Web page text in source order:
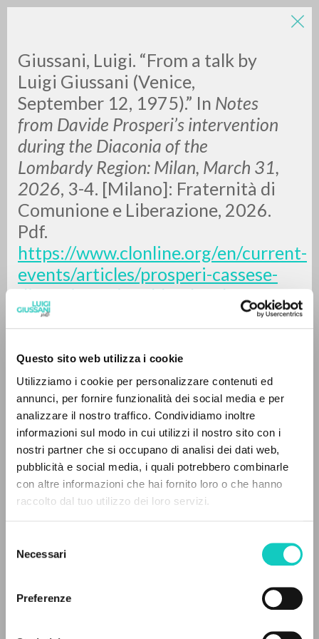
Questo sito web utilizza i cookie
Utilizziamo i cookie per personalizzare contenuti ed
annunci, per fornire funzionalità dei social media e per
analizzare il nostro traffico. Condividiamo inoltre
informazioni sul modo in cui utilizzi il nostro sito con i
nostri partner che si occupano di analisi dei dati web,
pubblicità e social media, i quali potrebbero combinarle
con altre informazioni che hai fornito loro o che hanno
raccolto dal tuo utilizzo dei loro servizi.
delNecessari
Preferenze
Giussani, Luigi. “From a talk by
Luigi Giussani (Venice,
September 12, 1975).” In Notes
from Davide Prosperi’s intervention
during the Diaconia of the
Lombardy Region: Milan, March 31,
2026, 3-4. [Milano]: Fraternità di
Comunione e Liberazione, 2026.
Pdf.
https://www.clonline.org/en/current-
events/articles/prosperi-cassese-
diaconia-regional-lombardy-31-
march-2026
Giussani Luigi
LUIGI
GIUSSANI
scritti
A
Z